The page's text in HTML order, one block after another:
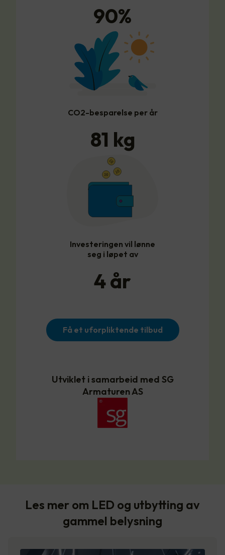
90%
CO2-besparelse per år
81 kg
Investeringen vil lønne
seg i løpet av
4år
Få et uforpliktende tilbud
Utviklet i samarbeid med SG
Armaturen AS
Les mer om LED og utbytting av
gammel belysning